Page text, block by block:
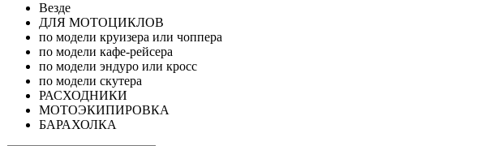
Везде
ДЛЯ МОТОЦИКЛОВ
по модели круизера или чоппера
по модели кафе-рейсера
по модели эндуро или кросс
по модели скутера
РАСХОДНИКИ
МОТОЭКИПИРОВКА
БАРАХОЛКА